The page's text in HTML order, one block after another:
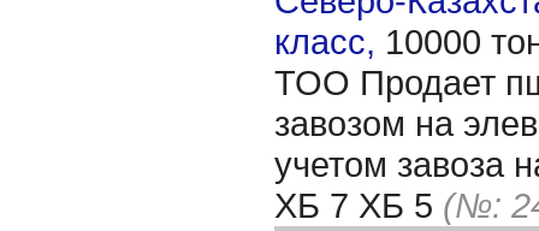
класс, 10000
ТОО Продает
завозом на
учетом завоза
ХБ 7 ХБ 5 (№: